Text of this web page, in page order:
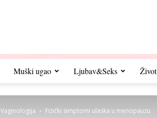
Muški ugao Ljubav&Seks Život
Vaginologija Fizički simptomi ulaska u menopauzu